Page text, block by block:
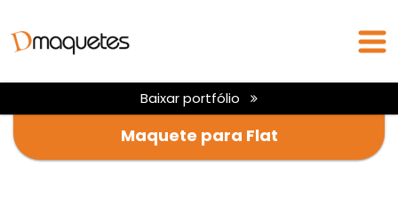
Baixar portfólio
Maquete para Flat